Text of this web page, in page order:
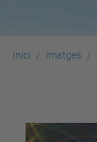
Inici imatges